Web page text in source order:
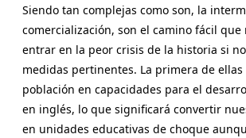
Siendo tan complejas como son, la
comercialización, son el camino fácil que
entrar en la peor crisis de la historia si
medidas pertinentes. La primera de
población en capacidades para el
en inglés, lo que significará convertir
en unidades educativas de choque